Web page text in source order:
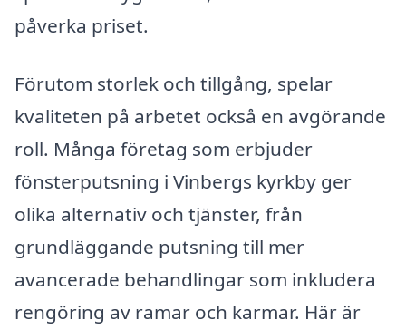
påverka priset.
Förutom storlek och tillgång, spelar
kvaliteten på arbetet också en avgörande
roll. Många företag som erbjuder
fönsterputsning i Vinbergs kyrkby ger
olika alternativ och tjänster, från
grundläggande putsning till mer
avancerade behandlingar som inkludera
rengöring av ramar och karmar. Här är